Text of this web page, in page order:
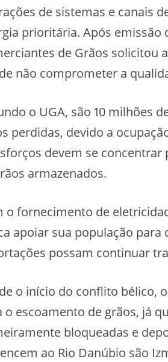
de sistemas e canais
prioritária. Após emissão
de Grãos solicitou
não comprometer a
o UGA, são 10 milhões
perdidas, devido a
devem se
armazenados.
o fornecimento de
apoiar sua população
possam continuar
o início do conflito bélico,
o escoamento de grãos, já
bloqueadas e
ao Rio Danúbio são